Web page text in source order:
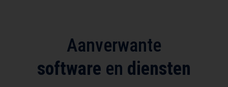
Aanverwante
software en diensten